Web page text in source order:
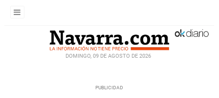
DOMINGO, 09 DE AGOSTO DE 2026